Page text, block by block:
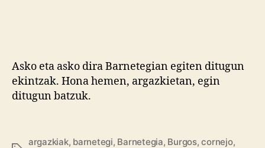
Asko eta asko dira Barnetegian egiten ditugun
ekintzak. Hona hemen, argazkietan, egin
ditugun batzuk.
argazkiak, barnetegi, Barnetegia, Burgos,cornejo,